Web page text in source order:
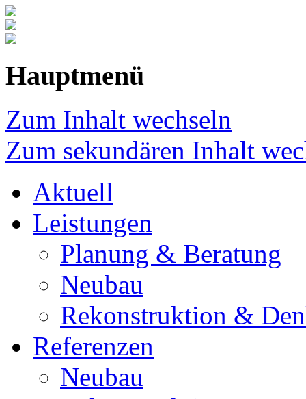
Hauptmenü
Zum Inhalt wechseln
Zum sekundären Inhalt
Aktuell
Leistungen
Planung & Beratung
Neubau
Rekonstruktion &
Referenzen
Neubau